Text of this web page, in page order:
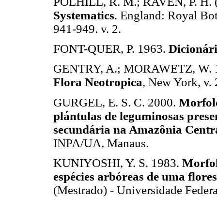
Systematics. England: Royal
941-949. v. 2.
FONT-QUER, P. 1963.
GENTRY, A.; MORAWETZ, W.
Flora Neotropica, New York, v.
GURGEL, E. S. C. 2000.
plántulas de leguminosas
secundária na Amazônia
INPA/UA, Manaus.
KUNIYOSHI, Y. S. 1983.
espécies arbóreas de uma
(Mestrado) - Universidade